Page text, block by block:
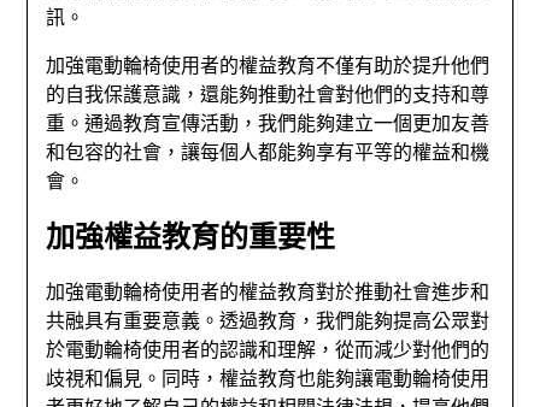
訊。
加強電動輪椅使用者的權益教育不僅有助於提升他們
的自我保護意識，還能夠推動社會對他們的支持和尊
重。通過教育宣傳活動，我們能夠建立一個更加友善
和包容的社會，讓每個人都能夠享有平等的權益和機
會。
加強權益教育的重要性
加強電動輪椅使用者的權益教育對於推動社會進步和
共融具有重要意義。透過教育，我們能夠提高公眾對
於電動輪椅使用者的認識和理解，從而減少對他們的
歧視和偏見。同時，權益教育也能夠讓電動輪椅使用